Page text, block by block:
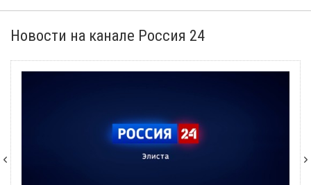
Новости на канале Россия 24